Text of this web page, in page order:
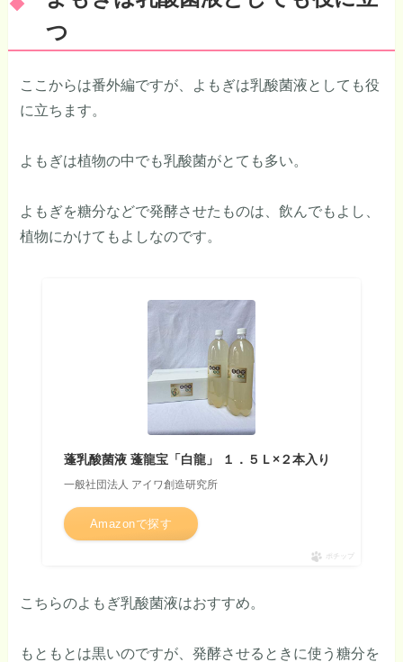
つ
ここからは番外編ですが、よもぎは乳酸菌液としても役
に立ちます。
よもぎは植物の中でも乳酸菌がとても多い。
よもぎを糖分などで発酵させたものは、飲んでもよし、
植物にかけてもよしなのです。
蓬乳酸菌液 蓬龍宝「白龍」 １．５Ｌ×２本入り
一般社団法人 アイワ創造研究所
Amazonで探す
ポチップ
こちらのよもぎ乳酸菌液はおすすめ。
もともとは黒いのですが、発酵させるときに使う糖分を